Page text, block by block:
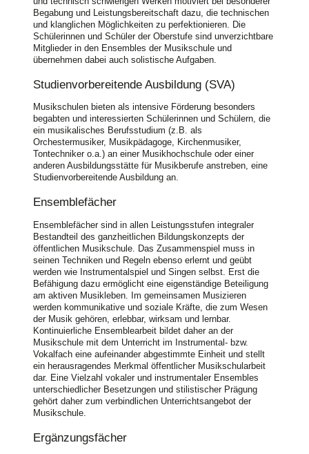
Begabung und Leistungsbereitschaft dazu, die technischen
und klanglichen Möglichkeiten zu perfektionieren. Die
Schülerinnen und Schüler der Oberstufe sind unverzichtbare
Mitglieder in den Ensembles der Musikschule und
übernehmen dabei auch solistische Aufgaben.
Studienvorbereitende Ausbildung (SVA)
Musikschulen bieten als intensive Förderung besonders
begabten und interessierten Schülerinnen und Schülern, die
ein musikalisches Berufsstudium (z.B. als
Orchestermusiker, Musikpädagoge, Kirchenmusiker,
Tontechniker o.a.) an einer Musikhochschule oder einer
anderen Ausbildungsstätte für Musikberufe anstreben, eine
Studienvorbereitende Ausbildung an.
Ensemblefächer
Ensemblefächer sind in allen Leistungsstufen integraler
Bestandteil des ganzheitlichen Bildungskonzepts der
öffentlichen Musikschule. Das Zusammenspiel muss in
seinen Techniken und Regeln ebenso erlernt und geübt
werden wie Instrumentalspiel und Singen selbst. Erst die
Befähigung dazu ermöglicht eine eigenständige Beteiligung
am aktiven Musikleben. Im gemeinsamen Musizieren
werden kommunikative und soziale Kräfte, die zum Wesen
der Musik gehören, erlebbar, wirksam und lernbar.
Kontinuierliche Ensemblearbeit bildet daher an der
Musikschule mit dem Unterricht im Instrumental- bzw.
Vokalfach eine aufeinander abgestimmte Einheit und stellt
ein herausragendes Merkmal öffentlicher Musikschularbeit
dar. Eine Vielzahl vokaler und instrumentaler Ensembles
unterschiedlicher Besetzungen und stilistischer Prägung
gehört daher zum verbindlichen Unterrichtsangebot der
Musikschule.
Ergänzungsfächer